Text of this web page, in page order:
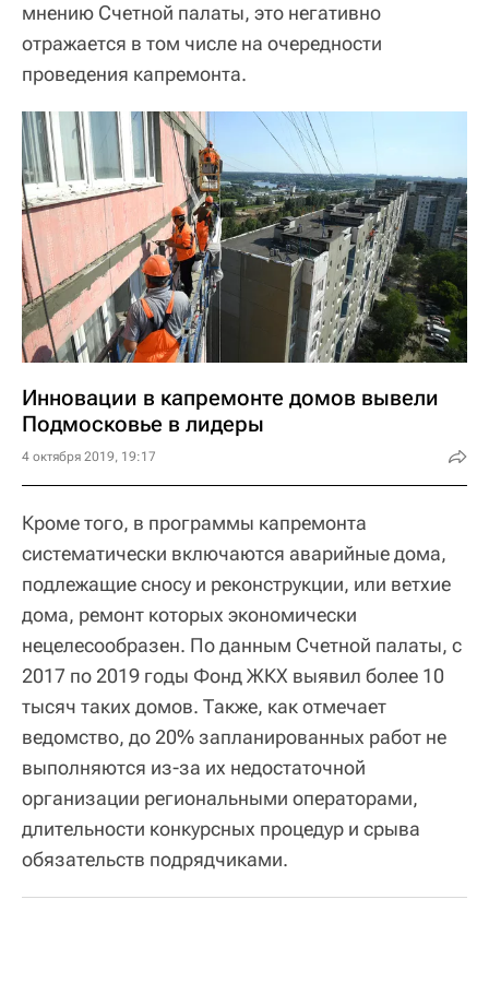
мнению Счетной палаты, это негативно
отражается в том числе на очередности
проведения капремонта.
Инновации в капремонте домов вывели
Подмосковье в лидеры
4 октября 2019, 19:17
Кроме того, в программы капремонта
систематически включаются аварийные дома,
подлежащие сносу и реконструкции, или ветхие
дома, ремонт которых экономически
нецелесообразен. По данным Счетной палаты, с
2017 по 2019 годы Фонд ЖКХ выявил более 10
тысяч таких домов. Также, как отмечает
ведомство, до 20% запланированных работ не
выполняются из-за их недостаточной
организации региональными операторами,
длительности конкурсных процедур и срыва
обязательств подрядчиками.